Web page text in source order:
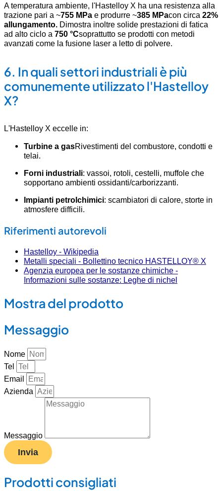
A temperatura ambiente, l'Hastelloy X ha una resistenza alla
trazione pari a ~755 MPa e produrre ~385 MPacon circa 22%
allungamento. Dimostra inoltre solide prestazioni di fatica
ad alto ciclo a 750 °Csoprattutto se prodotti con metodi
avanzati come la fusione laser a letto di polvere.
6. In quali settori industriali è più
comunemente utilizzato l'Hastelloy
X?
L'Hastelloy X eccelle in:
Turbine a gasRivestimenti del combustore, condotti e
telai.
Forni industriali: vassoi, rotoli, cestelli, muffole che
sopportano ambienti ossidanti/carborizzanti.
Impianti petrolchimici: scambiatori di calore, storte in
atmosfere difficili.
Riferimenti autorevoli
Hastelloy - Wikipedia
Metalli speciali - Bollettino tecnico HASTELLOY® X
Agenzia europea per le sostanze chimiche -
Informazioni sulle sostanze: Leghe di nichel
Mostra del prodotto
Messaggio
Nome
Tel
Email
Azienda
Messaggio
Invia
Prodotti consigliati